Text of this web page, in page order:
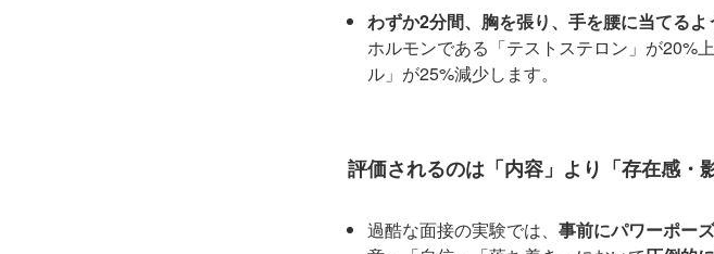
わずか2分間、胸を張り、手を腰に当てるよ
ホルモンである「テストステロン」が20%
ル」が25%減少します。
評価されるのは「内容」より「存在感・
過酷な面接の実験では、 事前にパワーポー